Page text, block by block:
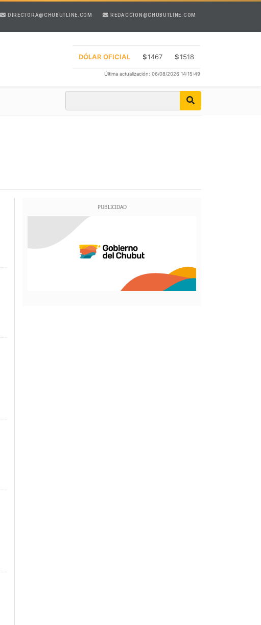
DIRECTORA@CHUBUTLINE.COM REDACCION@CHUBUTLINE.COM
DÓLAR OFICIAL $1467 $1518
Última actualización: 06/08/2026 14:15:49